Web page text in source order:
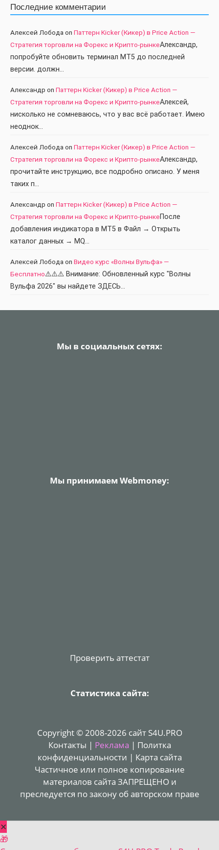
Последние комментарии
Алексей Лобода on Паттерн Kicker (Кикер) в Price Action —
Стратегия торговли на Форекс и Крипто-рынкеАлександр,
попробуйте обновить терминал МТ5 до последней
версии. должн…
Александр on Паттерн Kicker (Кикер) в Price Action —
Стратегия торговли на Форекс и Крипто-рынкеАлексей,
нисколько не сомневаюсь, что у вас всё работает. Имею
неоднок…
Алексей Лобода on Паттерн Kicker (Кикер) в Price Action —
Стратегия торговли на Форекс и Крипто-рынкеАлександр,
прочитайте инструкцию, все подробно описано. У меня
таких п…
Александр on Паттерн Kicker (Кикер) в Price Action —
Стратегия торговли на Форекс и Крипто-рынкеПосле
добавления индикатора в МТ5 в Файл → Открыть
каталог данных → MQ…
Алексей Лобода on Видео курс «Волны Вульфа» —
Бесплатно⚠️⚠️⚠️ Внимание: Обновленный курс "Волны
Вульфа 2026" вы найдете ЗДЕСЬ…
Мы в социальных сетях:
Мы принимаем Webmoney:
Проверить аттестат
Статистика сайта:
Copyright © 2008-2026 сайт S4U.PRO
Контакты | Реклама | Политка
конфиденциальности | Карта сайта
Частичное или полное копирование
материалов сайта ЗАПРЕЩЕНО и
преследуется по закону об авторском праве
✕
🎁